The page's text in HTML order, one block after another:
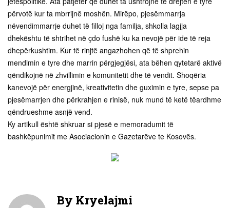
përvotë kur ta mbrrijnë moshën. Mirëpo, pjesëmmarrja
nëvendimmarrje duhet të filloj nga familja, shkolla lagjja
dhekështu të shtrihet në çdo fushë ku ka nevojë për ide të reja
dhepërkushtim. Kur të rinjtë angazhohen që të shprehin
mendimin e tyre dhe marrin përgjegjësi, ata bëhen qytetarë aktivë
qëndikojnë në zhvillimin e komunitetit dhe të vendit. Shoqëria
kanevojë për energjinë, kreativitetin dhe guximin e tyre, sepse pa
pjesëmarrjen dhe përkrahjen e rinisë, nuk mund të ketë tëardhme
qëndrueshme asnjë vend.
Ky artikull është shkruar si pjesë e memoradumit të
bashkëpunimit me Asociacionin e Gazetarëve te Kosovës.
By Kryelajmi